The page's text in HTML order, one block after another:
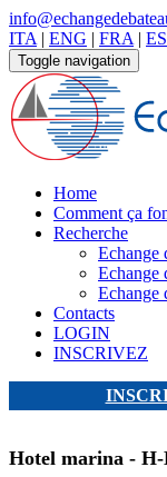
ITA | ENG | FRA |
Toggle navigation
Home
Comment ça
Recherche
Echange
Echange
Echange
Contacts
LOGIN
INSCRIVEZ
Hotel marina - H-